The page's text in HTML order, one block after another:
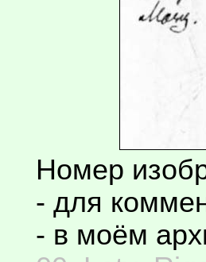
Номер
- для
- в моём